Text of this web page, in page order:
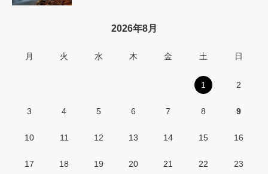
2026年8月
月 火 水 木 金 土 日
1 2
3 4 5 6 7 8 9
10 11 12 13 14 15 16
17 18 19 20 21 22 23